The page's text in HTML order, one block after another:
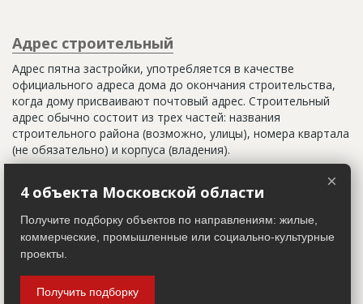
Адрес строительный
Адрес пятна застройки, употребляется в качестве
официального адреса дома до окончания строительства,
когда дому присваивают почтовый адрес. Строительный
адрес обычно состоит из трех частей: названия
строительного района (возможно, улицы), номера квартала
(не обязательно) и корпуса (владения).
Настоящим строительным адресом можно считать адрес,
указанный в правоустанавливающих документах. Иногда
строительные организации делают свои добавления
(например, вторая очередь). В официальных документах
должен присутствовать официальный строительный адрес,
а все остальное - это уточнения типа "шестикомнатная
квартира с большой кладовой", которые годятся только
для переговоров.
×
4 объекта Московской области
Получите подборку объектов по направлениям: жилые,
коммерческие, промышленные или социально-культурные
проекты.
Получить подборку